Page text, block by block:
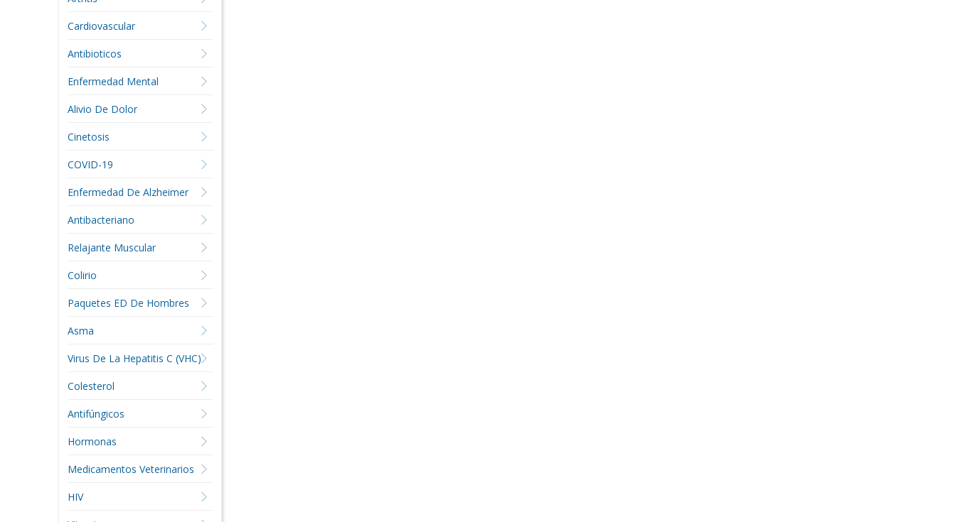
Cardiovascular
Antibioticos
Enfermedad Mental
Alivio De Dolor
Cinetosis
COVID-19
Enfermedad De Alzheimer
Antibacteriano
Relajante Muscular
Colirio
Paquetes ED De Hombres
Asma
Virus De La Hepatitis C (VHC)
Colesterol
Antifúngicos
Hormonas
Medicamentos Veterinarios
HIV